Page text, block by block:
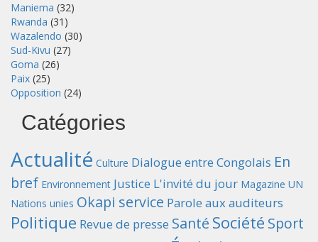
Maniema (32)
Rwanda (31)
Wazalendo (30)
Sud-Kivu (27)
Goma (26)
Paix (25)
Opposition (24)
Catégories
Actualité Culture Dialogue entre Congolais En
bref Environnement Justice L'invité du jour Magazine UN
Nations unies Okapi service Parole aux auditeurs
Politique Revue de presse Santé Société Sport